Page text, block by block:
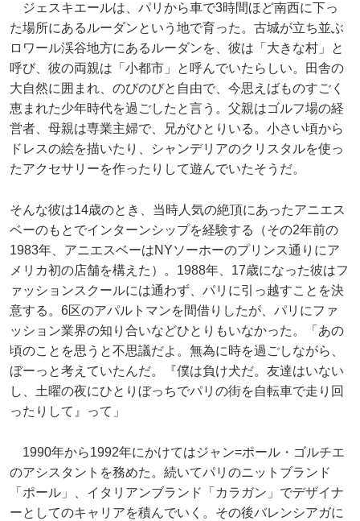
ジェスキエールは、パリから車で3時間ほど南西に下っ
た場所にあるルーダンという地で育った。古城が立ち並ぶ
ロワール渓谷地方にあるルーダンを、彼は「大きな村」と
呼び、彼の両親は「小都市」と呼んでいたらしい。田舎の
大自然に囲まれ、のびのびと自由で、今思えばものすごく
恵まれた少年時代を過ごしたと言う。父親はゴルフ場の経
営者、母親は専業主婦で、兄がひとりいる。小さい頃から
ドレスの絵を描いたり、シャンデリアのクリスタルを使っ
たアクセサリーを作ったりして遊んでいたそうだ。
そんな彼は14歳のとき、当時人気の絶頂にあったアニエス
ベーのもとでインターンシップを経験する（その2年前の
1983年、アニエスベーはNYソーホーのプリンス通りにア
メリカ初の店舗を構えた）。1988年、17歳になった彼はフ
ァッションスクールには通わず、パリに引っ越すことを決
意する。6区のアパルトマンを間借りしたが、パリにファ
ッション業界の知り合いなどひとりもいなかった。「あの
頃のことを思うと不思議だよ。無為に時を過ごしながら、
ぼーっと考えていたんだ。『僕は負け犬だ。友達はいない
し、土曜の夜にひとりぼっちでパリの街を自転車で走り回
ったりして』って」
1990年から1992年にかけてはジャン=ポール・ゴルチエ
のアシスタントを務めた。続いてパリのニットブランド
「ポール」、イタリアンブランド「カラガン」でデザイナ
ーとしてのキャリアを積んでいく。その後バレンシアガに